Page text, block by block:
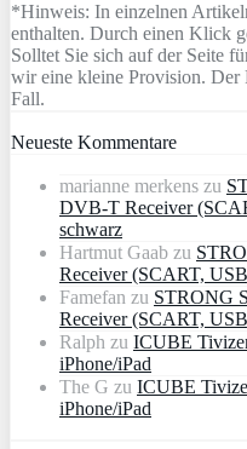
*Hinweis: In einzelnen
enthalten. Durch einen Klick
Solltet Sie sich auf der Seite
wir eine kleine Provision. Der
Fall.
Neueste Kommentare
marianne merkens zu
DVB-T Receiver
schwarz
Hartmut Gaab zu
Receiver (SCART,
Famefan zu STRONG
Receiver (SCART,
Ralph zu ICUBE
iPhone/iPad
The G zu ICUBE
iPhone/iPad